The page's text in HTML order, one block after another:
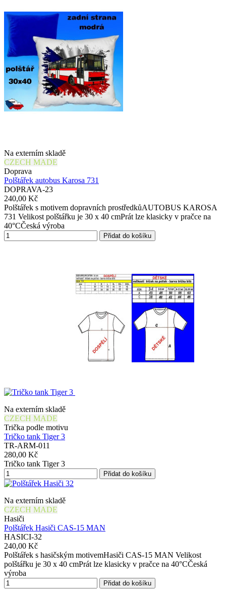
Na externím skladě
CZECH MADE
Doprava
Polštářek autobus Karosa 731
DOPRAVA-23
240,00 Kč
Polštářek s motivem dopravních prostředkůAUTOBUS KAROSA
731 Velikost polštářku je 30 x 40 cmPrát lze klasicky v pračce na
40°CČeská výroba
Přidat do košíku
Na externím skladě
CZECH MADE
Trička podle motivu
Tričko tank Tiger 3
TR-ARM-011
280,00 Kč
Tričko tank Tiger 3
Přidat do košíku
Na externím skladě
CZECH MADE
Hasiči
Polštářek Hasiči CAS-15 MAN
HASICI-32
240,00 Kč
Polštářek s hasičským motivemHasiči CAS-15 MAN Velikost
polštářku je 30 x 40 cmPrát lze klasicky v pračce na 40°CČeská
výroba
Přidat do košíku